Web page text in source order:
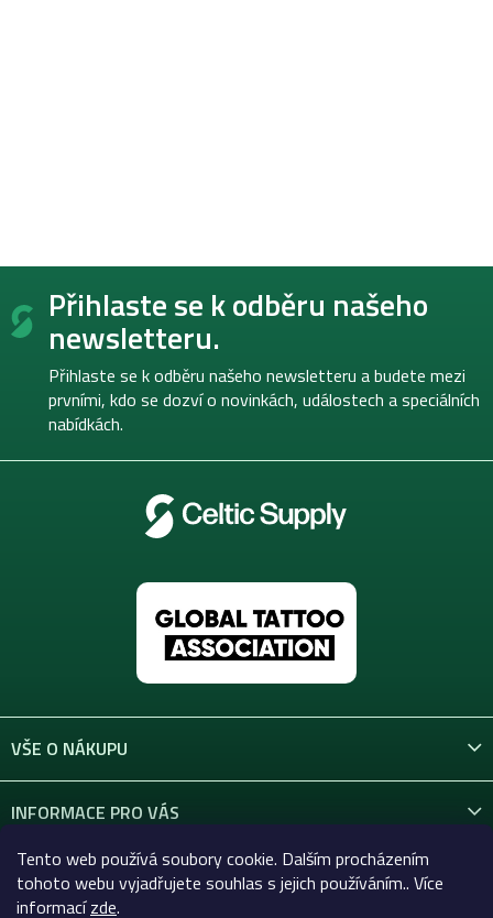
Tento web používá soubory cookie. Dalším procházením
tohoto webu vyjadřujete souhlas s jejich používáním.. Více
informacízde.
Z
Přihlaste se k odběru našeho
newsletteru.
Přihlaste se k odběru našeho newsletteru a budete mezi
prvními, kdo se dozví o novinkách, událostech a speciálních
nabídkách.
VŠE O NÁKUPU
INFORMACE PRO VÁS
KONTAKT